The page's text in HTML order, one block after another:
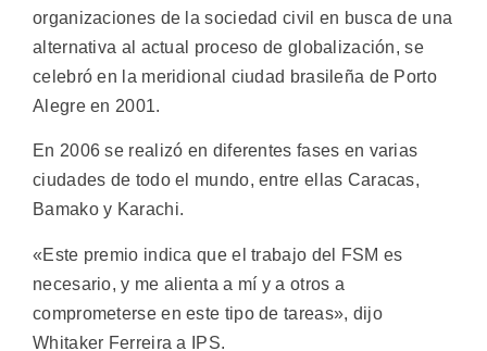
organizaciones de la sociedad civil en busca de una
alternativa al actual proceso de globalización, se
celebró en la meridional ciudad brasileña de Porto
Alegre en 2001.
En 2006 se realizó en diferentes fases en varias
ciudades de todo el mundo, entre ellas Caracas,
Bamako y Karachi.
«Este premio indica que el trabajo del FSM es
necesario, y me alienta a mí y a otros a
comprometerse en este tipo de tareas», dijo
Whitaker Ferreira a IPS.